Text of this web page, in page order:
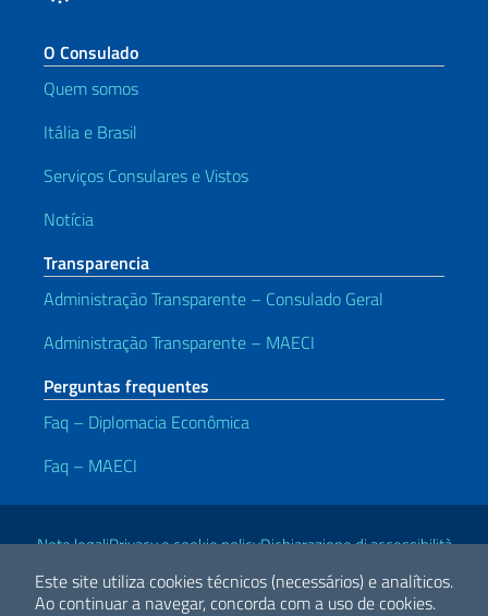
Este site utiliza cookies técnicos (necessários) e analíticos.
Ao continuar a navegar, concorda com a uso de cookies.
O Consulado
Quem somos
Itália e Brasil
Serviços Consulares e Vistos
Notícia
Transparencia
Administração Transparente – Consulado Geral
Administração Transparente – MAECI
Perguntas frequentes
Faq – Diplomacia Econômica
Faq – MAECI
Links Úteis
Note legaliPrivacy e cookie policyDichiarazione di accessibilità